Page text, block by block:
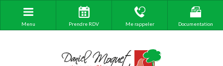
Menu Prendre RDV Me rappeler Documentation